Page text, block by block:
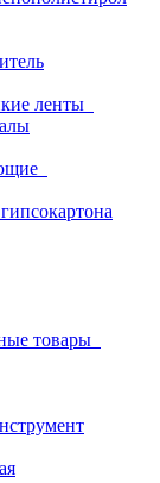
ленты
товары